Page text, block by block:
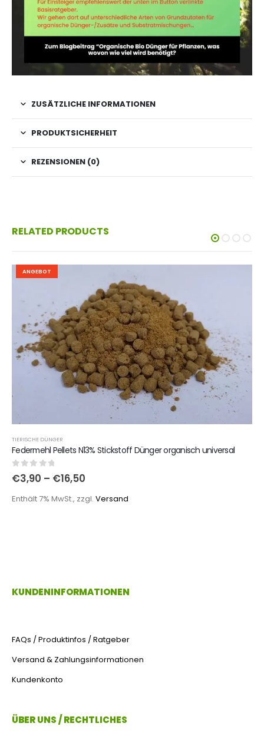
ZUSÄTZLICHE INFORMATIONEN
PRODUKTSICHERHEIT
REZENSIONEN (0)
RELATED PRODUCTS
ANGEBOT
TIERISCHE DÜNGER
Federmehl Pellets N13% Stickstoff Dünger organisch universal
out of 5
€3,90 – €16,50
Enthält 7% MwSt., zzgl. Versand
KUNDENINFORMATIONEN
FAQs / Produktinfos / Ratgeber
Versand & Zahlungsinformationen
Kundenkonto
ÜBER UNS / RECHTLICHES